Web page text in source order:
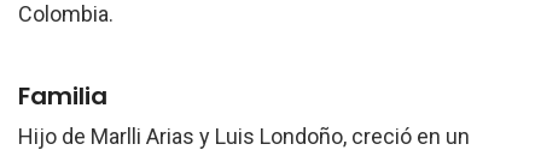
Colombia.
Familia
Hijo de Marlli Arias y Luis Londoño, creció en un